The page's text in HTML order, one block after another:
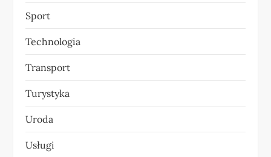
Sport
Technologia
Transport
Turystyka
Uroda
Usługi